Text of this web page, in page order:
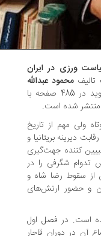
در ایران
محمود عبدالله
است که به همت انتشارات فرهنگ جاوید در 485 صفحه با
از تاریخ
بریتانیا و
جهت‌گیری
شگرفی را در
رضا شاه و
ارتش‌های
در فصل اول
قاجار